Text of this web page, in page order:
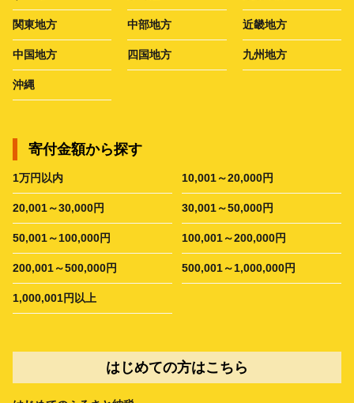
関東地方 中部地方 近畿地方
中国地方 四国地方 九州地方
沖縄
寄付金額から探す
1万円以内 10,001～20,000円
20,001～30,000円 30,001～50,000円
50,001～100,000円 100,001～200,000円
200,001～500,000円 500,001～1,000,000円
1,000,001円以上
はじめての方はこちら